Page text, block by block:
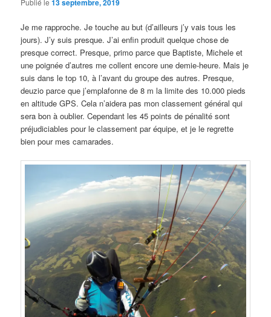
Publié le13 septembre, 2019
Je me rapproche. Je touche au but (d’ailleurs j’y vais tous les
jours). J’y suis presque. J’ai enfin produit quelque chose de
presque correct. Presque, primo parce que Baptiste, Michele et
une poignée d’autres me collent encore une demie-heure. Mais je
suis dans le top 10, à l’avant du groupe des autres. Presque,
deuzio parce que j’emplafonne de 8 m la limite des 10.000 pieds
en altitude GPS. Cela n’aidera pas mon classement général qui
sera bon à oublier. Cependant les 45 points de pénalité sont
préjudiciables pour le classement par équipe, et je le regrette
bien pour mes camarades.